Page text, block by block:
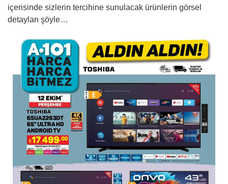
içerisinde sizlerin tercihine sunulacak ürünlerin görsel
detayları şöyle…